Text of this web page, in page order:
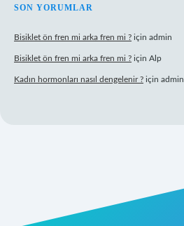
SON YORUMLAR
Bisiklet ön fren mi arka fren mi ? için admin
Bisiklet ön fren mi arka fren mi ? için Alp
Kadın hormonları nasıl dengelenir ? için admin